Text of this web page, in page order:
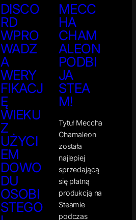
DISCO
RD
WPRO
WADZ
A
WERY
FIKACJ
Ę
WIEKU
Z
UŻYCI
EM
DOWO
DU
OSOBI
STEGO
MECC
HA
CHAM
ALEON
PODBI
JA
STEA
M!
Tytuł Meccha
Chamaleon
została
najlepiej
sprzedającą
się płatną
produkcją na
Steamie
podczas